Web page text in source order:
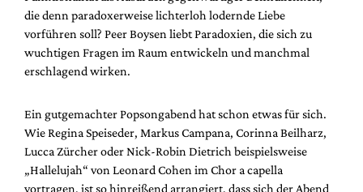
die denn paradoxerweise lichterloh lodernde Liebe
vorführen soll? Peer Boysen liebt Paradoxien, die sich zu
wuchtigen Fragen im Raum entwickeln und manchmal
erschlagend wirken.
Ein gutgemachter Popsongabend hat schon etwas für sich.
Wie Regina Speiseder, Markus Campana, Corinna Beilharz,
Lucca Zürcher oder Nick-Robin Dietrich beispielsweise
„Hallelujah“ von Leonard Cohen im Chor a capella
vortragen, ist so hinreißend arrangiert, dass sich der Abend